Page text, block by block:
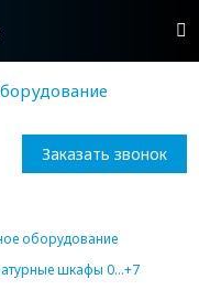
Заказать звонок
оборудование
шкафы 0...+7